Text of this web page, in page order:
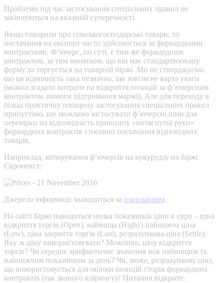
Проблеми під час застосування спеціальних правил не
закінчуються на вказаній суперечності.
Якщо говорити про сільськогосподарські товари, то
постачання на експорт часто здійснюється за форвардними
контрактами. Ф’ючерс, по суті, є тим же форвардним
контрактом, за тим винятком, що він має стандартизовану
форму та торгується на товарній біржі. Ми не стверджуємо,
що ця відмінність така незначна, що зовсім не варта уваги
(можна згадати витрати на відкриття позицій за ф’ючерсним
контрактом, вимоги підтримання маржі). Але для переходу в
більш практичну площину застосування спеціальних правил
припустімо, що можливо застосувати ф’ючерсні ціни для
перевірки на відповідність принципу «витягнутої руки»
форвардних контрактів стосовно постачання відповідних
товарів.
Наприклад, котирування ф’ючерсів на кукурудзу на біржі
Євронекст:
Джерело інформації знаходиться за посиланням.
На сайті Біржі наводиться низка показників ціни в євро – ціна
відкриття торгів (Open), найвища (High) і найнижча ціна
(Low), ціна закриття торгів (Last), розрахункова ціна (Settle).
Яку ж ціну використовувати? Можливо, ціну відкриття
торгів? Чи середнє арифметичне значення між найвищим та
найнижчим показником за день? Чи, може, розрахункову ціну,
що використовується для оцінки позицій сторін форвардних
контрактів (так званого клірингу)? Питання відкрите.